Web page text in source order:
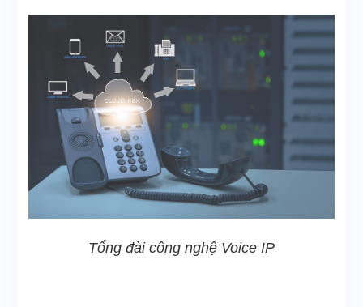
Tổng đài công nghệ Voice IP